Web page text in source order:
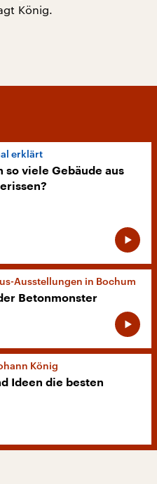
König.
erklärt
so viele Gebäude aus
Ausstellungen in Bochum
Betonmonster
König
Ideen die besten